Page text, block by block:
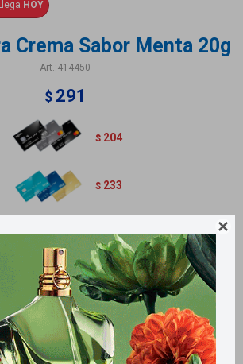

HOY
Crema Sabor Menta 20g
414450
$ 291
$ 204
$ 233
Métodos y costos de envío
Retiros gratuitos en tiendas
que te pueden interesar